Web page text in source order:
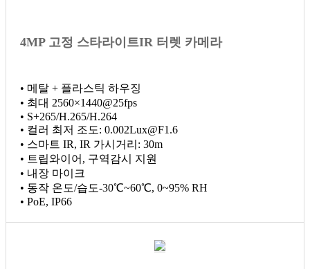
4MP 고정 스타라이트IR 터렛 카메라
• 메탈 + 플라스틱 하우징
• 최대 2560×1440@25fps
• S+265/H.265/H.264
• 컬러 최저 조도: 0.002Lux@F1.6
• 스마트 IR, IR 가시거리: 30m
• 트립와이어, 구역감시 지원
• 내장 마이크
• 동작 온도/습도-30℃~60℃, 0~95% RH
• PoE, IP66